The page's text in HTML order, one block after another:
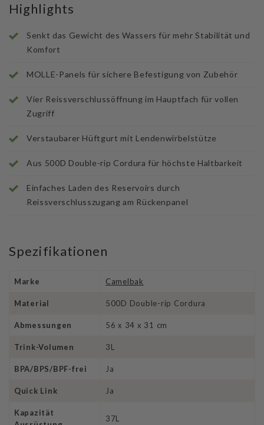
Highlights
Senkt das Gewicht des Wassers für mehr Stabilität und
Komfort
MOLLE-Panels für sichere Befestigung von Zubehör
Vier Reissverschlussöffnung im Hauptfach für vollen
Zugriff
Verstaubarer Hüftgurt mit Lendenwirbelstütze
Aus 500D Double-rip Cordura für höchste Haltbarkeit
Einfaches Laden des Reservoirs durch
Reissverschlusszugang am Rückenpanel
Spezifikationen
Marke Camelbak
Material 500D Double-rip Cordura
Abmessungen 56 x 34 x 31 cm
Trink-Volumen 3L
BPA/BPS/BPF-frei Ja
Quick Link Ja
Kapazität
37L